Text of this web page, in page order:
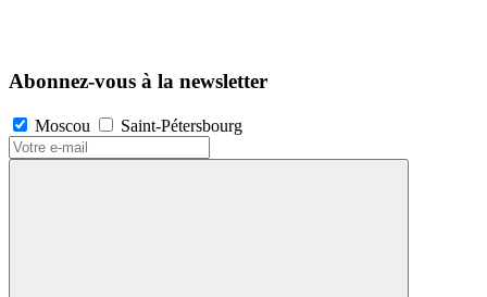
Abonnez-vous à la newsletter
Moscou Saint-Pétersbourg